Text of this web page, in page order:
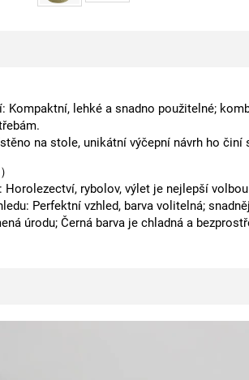
Kompaktní, lehké a snadno použitelné;
na stole, unikátní výčepní návrh ho
rybolov, výlet je nejlepší volbou
Perfektní vzhled, barva volitelná;
úrodu; Černá barva je chladná a